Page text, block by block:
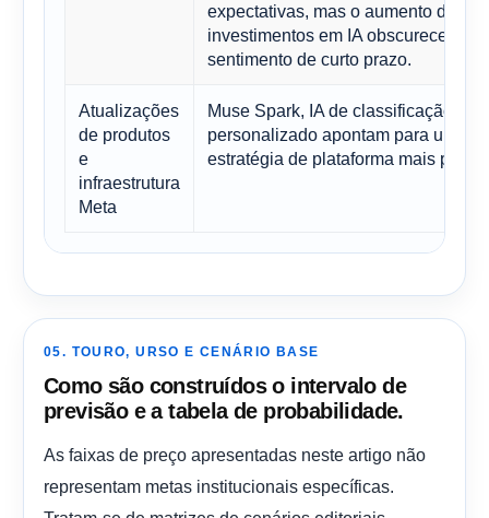
expectativas, mas o aumento dos
investimentos em IA obscureceu o
sentimento de curto prazo.
Atualizações
de produtos
e
infraestrutura
Meta
Muse Spark, IA de classificação e
personalizado apontam para uma
estratégia de plataforma mais
05. TOURO, URSO E CENÁRIO BASE
Como são construídos o intervalo de
previsão e a tabela de probabilidade.
As faixas de preço apresentadas neste artigo não
representam metas institucionais específicas.